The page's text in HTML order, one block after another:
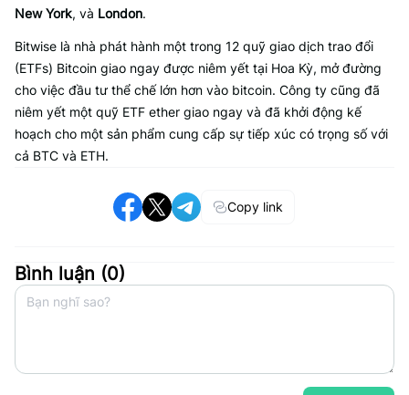
New York, và London.
Bitwise là nhà phát hành một trong 12 quỹ giao dịch trao đổi
(ETFs) Bitcoin giao ngay được niêm yết tại Hoa Kỳ, mở đường
cho việc đầu tư thể chế lớn hơn vào bitcoin. Công ty cũng đã
niêm yết một quỹ ETF ether giao ngay và đã khởi động kế
hoạch cho một sản phẩm cung cấp sự tiếp xúc có trọng số với
cả BTC và ETH.
Copy link
Bình luận (0)